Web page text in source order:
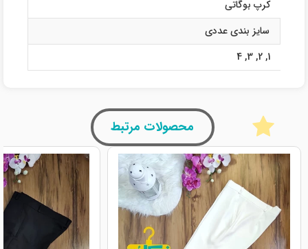
کرپ بوگاتی
سایز بندی عددی
1
,
2
,
3
,
4
محصولات مرتبط